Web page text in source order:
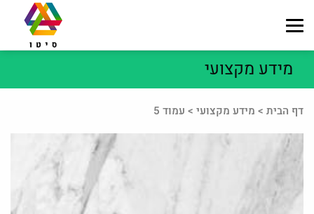
מידע מקצועי
דף הבית > מידע מקצועי > עמוד 5